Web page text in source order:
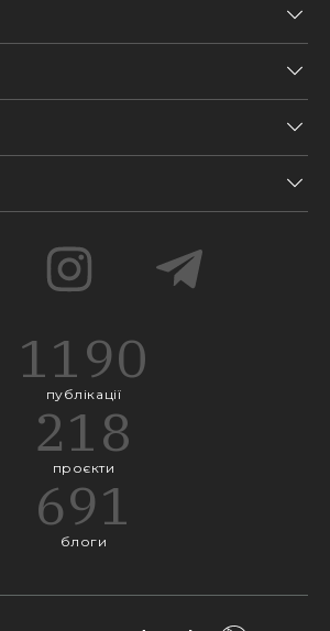
1190
публікації
218
проєкти
691
блоги